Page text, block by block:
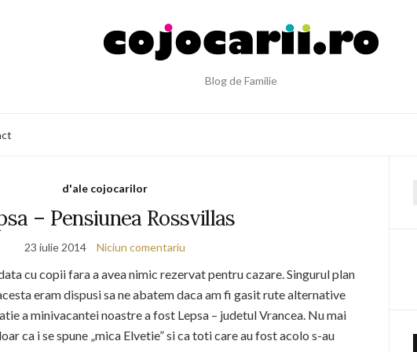
Blog de Familie
d'ale cojocarilor
– Pensiunea Rossvillas
23 iulie 2014 Niciun comentariu
cu copii fara a avea nimic rezervat pentru cazare. Singurul plan
eram dispusi sa ne abatem daca am fi gasit rute alternative
a minivacantei noastre a fost Lepsa – judetul Vrancea. Nu mai
ca i se spune „mica Elvetie” si ca toti care au fost acolo s-au